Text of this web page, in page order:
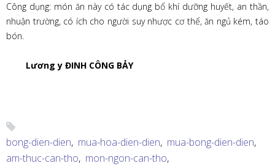
Công dụng: món ăn này có tác dụng bổ khí dưỡng huyết, an thần,
nhuận trường, có ích cho người suy nhược cơ thể, ăn ngủ kém, táo
bón.
Lương y ĐINH CÔNG BẢY
bong-dien-dien, mua-hoa-dien-dien, mua-bong-dien-dien,
am-thuc-can-tho, mon-ngon-can-tho,